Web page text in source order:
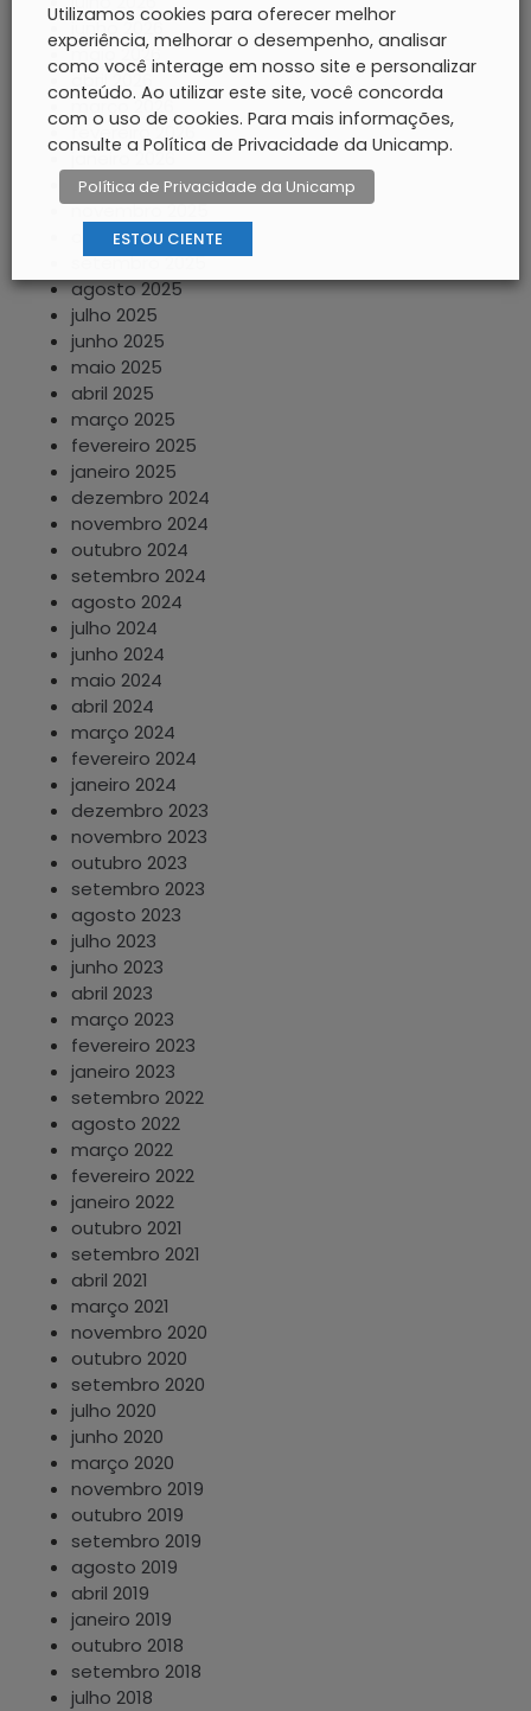
junho 2026
maio 2026
abril 2026
março 2026
fevereiro 2026
janeiro 2026
dezembro 2025
novembro 2025
outubro 2025
setembro 2025
agosto 2025
julho 2025
junho 2025
maio 2025
abril 2025
março 2025
fevereiro 2025
janeiro 2025
dezembro 2024
novembro 2024
outubro 2024
setembro 2024
agosto 2024
julho 2024
junho 2024
maio 2024
abril 2024
março 2024
fevereiro 2024
janeiro 2024
dezembro 2023
novembro 2023
outubro 2023
setembro 2023
agosto 2023
julho 2023
junho 2023
abril 2023
março 2023
fevereiro 2023
janeiro 2023
setembro 2022
agosto 2022
março 2022
fevereiro 2022
janeiro 2022
outubro 2021
setembro 2021
abril 2021
março 2021
novembro 2020
outubro 2020
setembro 2020
julho 2020
junho 2020
março 2020
novembro 2019
outubro 2019
setembro 2019
agosto 2019
abril 2019
janeiro 2019
outubro 2018
setembro 2018
julho 2018
Utilizamos cookies para oferecer melhor
experiência, melhorar o desempenho, analisar
como você interage em nosso site e personalizar
conteúdo. Ao utilizar este site, você concorda
com o uso de cookies. Para mais informações,
consulte a Política de Privacidade da Unicamp.
Política de Privacidade da Unicamp
ESTOU CIENTE